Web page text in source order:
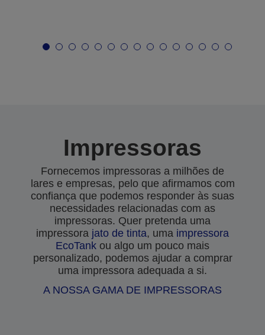
Impressoras
Fornecemos impressoras a milhões de
lares e empresas, pelo que afirmamos com
confiança que podemos responder às suas
necessidades relacionadas com as
impressoras. Quer pretenda uma
impressora jato de tinta, uma impressora
EcoTank ou algo um pouco mais
personalizado, podemos ajudar a comprar
uma impressora adequada a si.
A NOSSA GAMA DE IMPRESSORAS